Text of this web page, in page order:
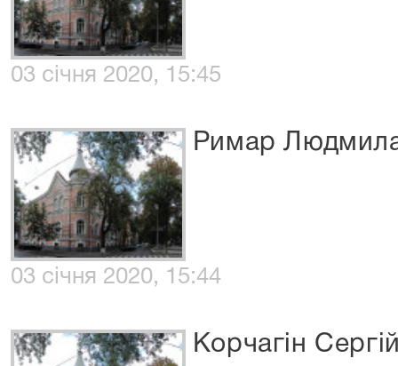
03 січня 2020, 15:45
Римар Людмила
03 січня 2020, 15:44
Корчагін